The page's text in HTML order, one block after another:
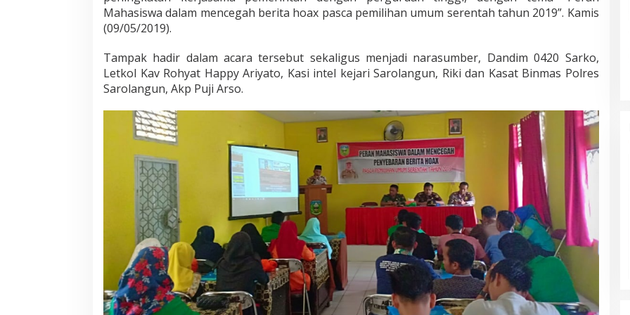
g
a
s
w
Mahasiswa dalam mencegah berita hoax pasca pemilihan umum serentah tahun 2019”. Kamis
(09/05/2019).
Tampak hadir dalam acara tersebut sekaligus menjadi narasumber, Dandim 0420 Sarko,
Letkol Kav Rohyat Happy Ariyato, Kasi intel kejari Sarolangun, Riki dan Kasat Binmas Polres
Sarolangun, Akp Puji Arso.
Masyarakat Dusun Daya Murni
Kompak Dukungan Jumiwan Aguza
– Maidani
Di Politik, Titik Bungo 9 Oktober 2024